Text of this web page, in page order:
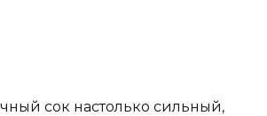
сок настолько сильный,